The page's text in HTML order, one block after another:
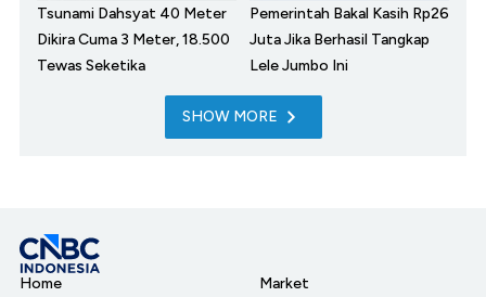
Tsunami Dahsyat 40 Meter
Dikira Cuma 3 Meter, 18.500
Tewas Seketika
Pemerintah Bakal Kasih Rp26
Juta Jika Berhasil Tangkap
Lele Jumbo Ini
SHOW MORE
Home
Market